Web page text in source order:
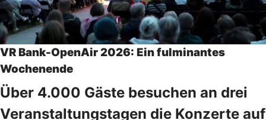
VR Bank-OpenAir 2026: Ein fulminantes
Wochenende
Über 4.000 Gäste besuchen an drei
Veranstaltungstagen die Konzerte auf